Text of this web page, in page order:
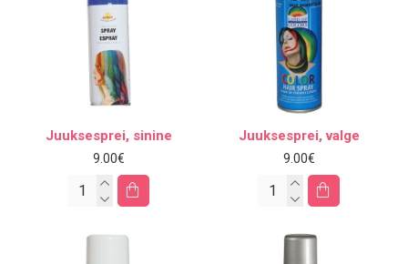
Juuksesprei, sinine
9.00€
Juuksesprei, valge
9.00€